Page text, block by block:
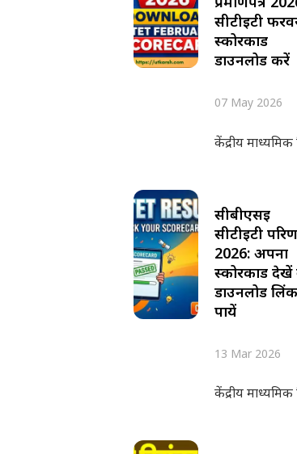
सीटीईटी
स्कोरकार्ड
डाउनलोड करें
07 May 2026
केंद्रीय माध्यमिक
सीबीएसई
सीटीईटी
2026: अपना
स्कोरकार्ड
डाउनलोड लिंक
पायें
13 Mar 2026
केंद्रीय माध्यमिक